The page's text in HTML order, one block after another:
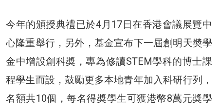
今年的頒授典禮已於4月17日在香港會議展覽中
心隆重舉行，另外，基金宣布下一屆創明天奬學
金中增設創科奬，專為修讀STEM學科的博士課
程學生而設，鼓勵更多本地青年加入科研行列，
名額共10個，每名得奬學生可獲港幣8萬元奬學